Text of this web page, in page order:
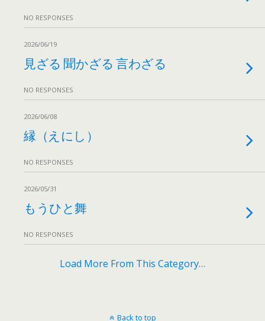
NO RESPONSES
2026/06/19
見ざる 聞かざる 言わざる
NO RESPONSES
2026/06/08
縁（えにし）
NO RESPONSES
2026/05/31
もうひと舞
NO RESPONSES
Load More From This Category…
Back to top